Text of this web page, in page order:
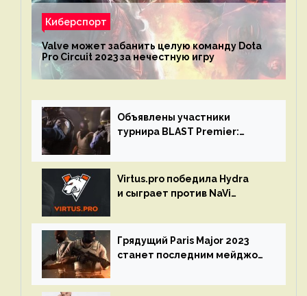
Киберспорт
Valve может забанить целую команду Dota
Pro Circuit 2023 за нечестную игру
Объявлены участники
турнира BLAST Premier:
Virtus.pro победила Hydra
и сыграет против NaVi
Грядущий Paris Major 2023
станет последним мейджор-